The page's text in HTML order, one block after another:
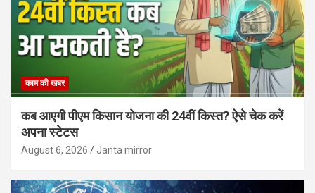
काम की खबर
कब आएगी पीएम किसान योजना की 24वीं किस्त? ऐसे चेक करें
अपना स्टेटस
August 6, 2026 Janta mirror